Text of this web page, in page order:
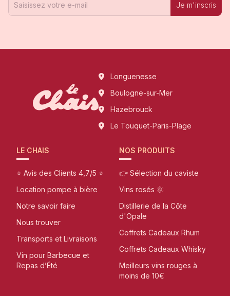
Je m'inscris
Longuenesse
Boulogne-sur-Mer
Hazebrouck
Le Touquet-Paris-Plage
LE CHAIS
⭐ Avis des Clients 4,7/5 ⭐
Location pompe à bière
Notre savoir faire
Nous trouver
Transports et Livraisons
Vin pour Barbecue et
Repas d’Été
NOS PRODUITS
👉 Sélection du caviste
Vins rosés 🌞
Distillerie de la Côte
d'Opale
Coffrets Cadeaux Rhum
Coffrets Cadeaux Whisky
Meilleurs vins rouges à
moins de 10€